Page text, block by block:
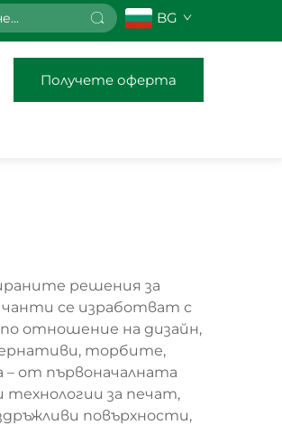
BG
Получете оферта
решения за
чанти се изработват с
отношение на дизайн,
торбите,
– от първоначалната
технологии за печат,
повърхности,